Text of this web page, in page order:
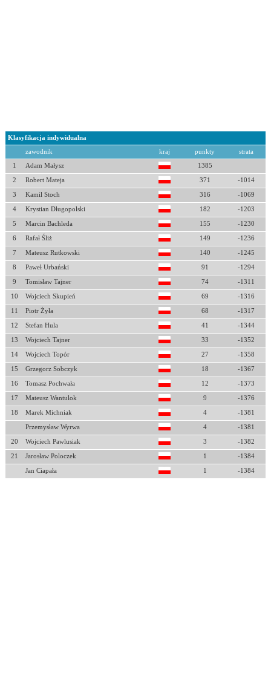
Klasyfikacja indywidualna
zawodnik kraj punkty strata
1 Adam Małysz 1385
2 Robert Mateja 371 -1014
3 Kamil Stoch 316 -1069
4 Krystian Długopolski 182 -1203
5 Marcin Bachleda 155 -1230
6 Rafał Śliż 149 -1236
7 Mateusz Rutkowski 140 -1245
8 Paweł Urbański 91 -1294
9 Tomisław Tajner 74 -1311
10 Wojciech Skupień 69 -1316
11 Piotr Żyła 68 -1317
12 Stefan Hula 41 -1344
13 Wojciech Tajner 33 -1352
14 Wojciech Topór 27 -1358
15 Grzegorz Sobczyk 18 -1367
16 Tomasz Pochwała 12 -1373
17 Mateusz Wantulok 9 -1376
18 Marek Michniak 4 -1381
Przemysław Wyrwa 4 -1381
20 Wojciech Pawlusiak 3 -1382
21 Jarosław Poloczek 1 -1384
Jan Ciapała 1 -1384